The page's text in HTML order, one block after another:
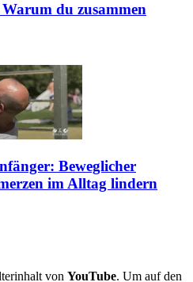
du zusammen
Beweglicher
im Alltag lindern
von YouTube. Um auf den